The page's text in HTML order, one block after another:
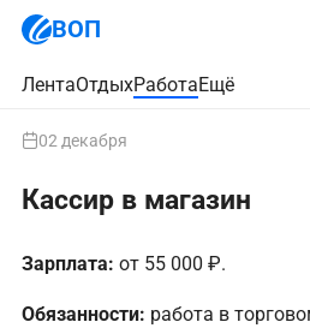
ВОП
ЛентаОтдыхРаботаЕщё
02 декабря
Кассир в магазин
Зарплата: от 55 000 ₽.
Обязанности: работа в